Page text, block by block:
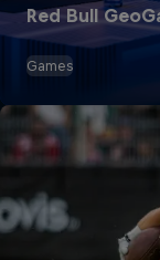
Red Bull
Games